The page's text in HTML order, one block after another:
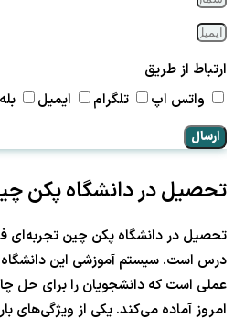
ارتباط از طریق
واتس اپ
تلگرام ایمیل بله
ارسال
تحصیل در دانشگاه پکن
تحصیل در دانشگاه پکن چین تجربه‌ای
درس است. سیستم آموزشی این دانشگاه
عملی است که دانشجویان را برای حل
امروز آماده می‌کند. یکی از ویژگی‌های